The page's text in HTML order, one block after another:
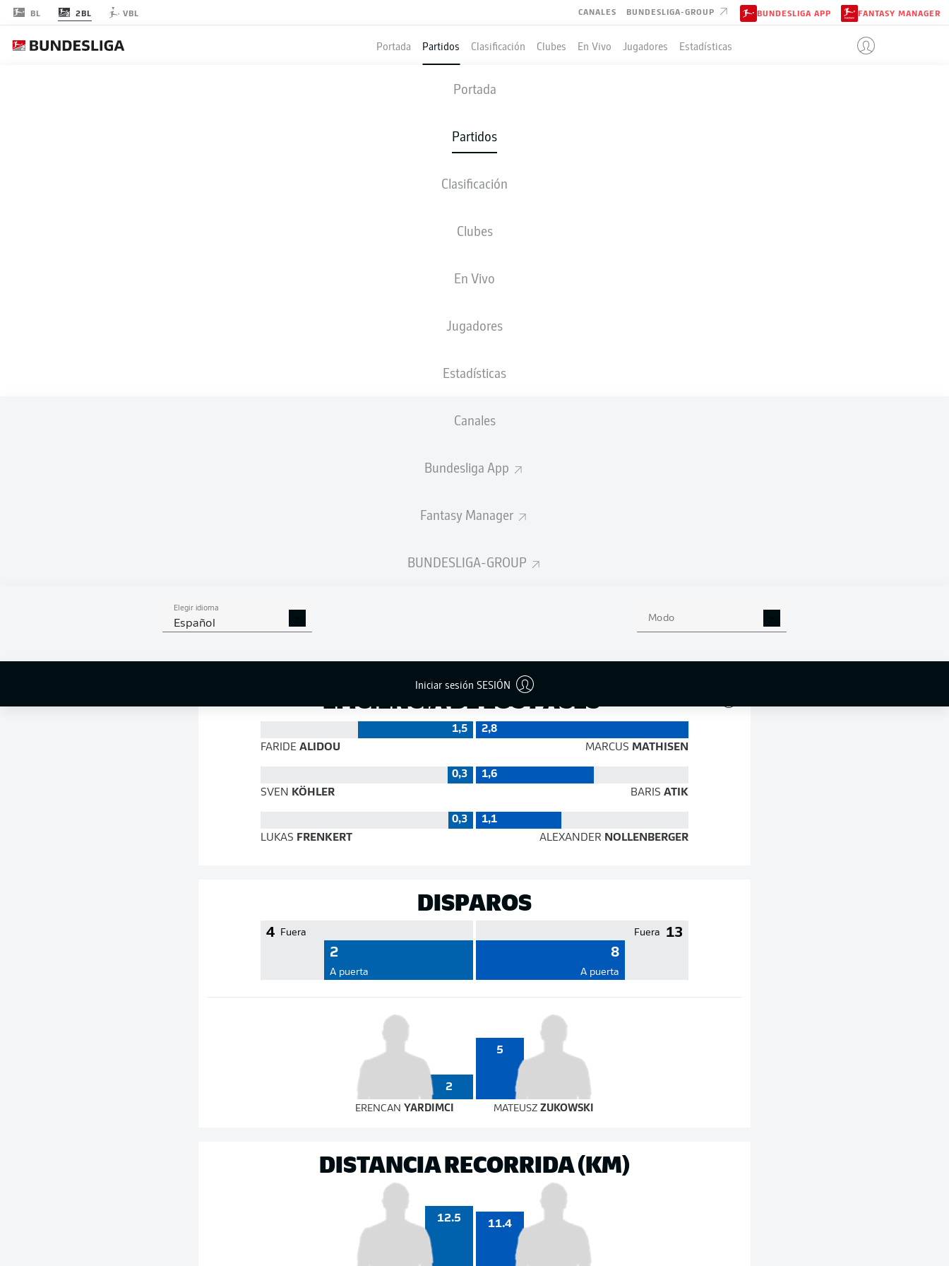
BL 2BL VBL CANALES BUNDESLIGA-GROUP BUNDESLIGA APP FANTASY MANAGER
Portada Partidos Clasificación Clubes En Vivo Jugadores Estadísticas
Portada
Partidos
Clasificación
Clubes
En Vivo
Jugadores
Estadísticas
Canales
Bundesliga App
Fantasy Manager
BUNDESLIGA-GROUP
Elegir idioma
Español Modo
Iniciar sesión SESIÓN
BRAUNSCHWEIG - MAGDEBURG
0 3
ALINEACIONES ESTADÍSTICAS
XGOALS
EFICIENCIA DE LOS PASES
1,5
2,8
FARIDE ALIDOU MARCUS MATHISEN
0,3
1,6
SVEN KÖHLER BARIS ATIK
0,3
1,1
LUKAS FRENKERT ALEXANDER NOLLENBERGER
DISPAROS
4 Fuera
2
A puerta
13
Fuera
8
A puerta
2
5
ERENCAN YARDIMCI MATEUSZ ZUKOWSKI
DISTANCIA RECORRIDA (KM)
12.5 11.4